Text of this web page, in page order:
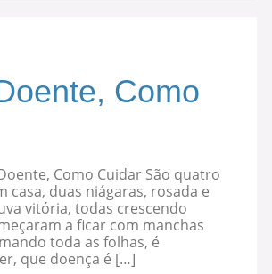
Como
Como Cuidar São quatro
casa, duas niágaras, rosada e
vitória, todas crescendo
a ficar com manchas
toda as folhas, é
que doença é […]